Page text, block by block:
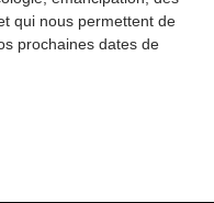
qui nous permettent de
prochaines dates de